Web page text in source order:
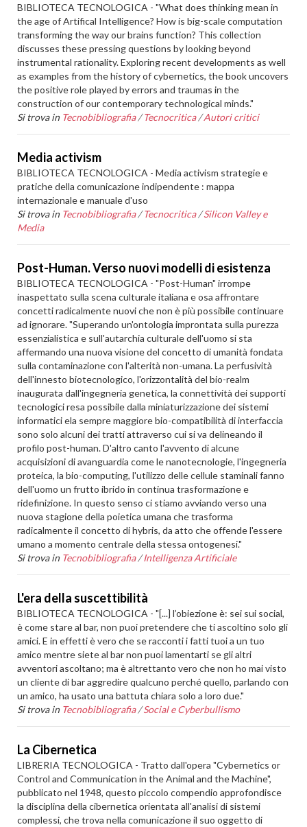
BIBLIOTECA TECNOLOGICA - "What does thinking mean in
the age of Artifical Intelligence? How is big-scale computation
transforming the way our brains function? This collection
discusses these pressing questions by looking beyond
instrumental rationality. Exploring recent developments as well
as examples from the history of cybernetics, the book uncovers
the positive role played by errors and traumas in the
construction of our contemporary technological minds."
Si trova in Tecnobibliografia /Tecnocritica /Autori critici
Media activism
BIBLIOTECA TECNOLOGICA - Media activism strategie e
pratiche della comunicazione indipendente : mappa
internazionale e manuale d'uso
Si trova in Tecnobibliografia /Tecnocritica /Silicon Valley e
Media
Post-Human. Verso nuovi modelli di esistenza
BIBLIOTECA TECNOLOGICA - "Post-Human" irrompe
inaspettato sulla scena culturale italiana e osa affrontare
concetti radicalmente nuovi che non è più possibile continuare
ad ignorare. "Superando un'ontologia improntata sulla purezza
essenzialistica e sull'autarchia culturale dell'uomo si sta
affermando una nuova visione del concetto di umanità fondata
sulla contaminazione con l'alterità non-umana. La perfusività
dell'innesto biotecnologico, l'orizzontalità del bio-realm
inaugurata dall'ingegneria genetica, la connettività dei supporti
tecnologici resa possibile dalla miniaturizzazione dei sistemi
informatici ela sempre maggiore bio-compatibilità di interfaccia
sono solo alcuni dei tratti attraverso cui si va delineando il
profilo post-human. D'altro canto l'avvento di alcune
acquisizioni di avanguardia come le nanotecnologie, l'ingegneria
proteica, la bio-computing, l'utilizzo delle cellule staminali fanno
dell'uomo un frutto ibrido in continua trasformazione e
ridefinizione. In questo senso ci stiamo avviando verso una
nuova stagione della poietica umana che trasforma
radicalmente il concetto di hybris, da atto che offende l'essere
umano a momento centrale della stessa ontogenesi."
Si trova in Tecnobibliografia /Intelligenza Artificiale
L'era della suscettibilità
BIBLIOTECA TECNOLOGICA - "[...] l’obiezione è: sei sui social,
è come stare al bar, non puoi pretendere che ti ascoltino solo gli
amici. E in effetti è vero che se racconti i fatti tuoi a un tuo
amico mentre siete al bar non puoi lamentarti se gli altri
avventori ascoltano; ma è altrettanto vero che non ho mai visto
un cliente di bar aggredire qualcuno perché quello, parlando con
un amico, ha usato una battuta chiara solo a loro due."
Si trova in Tecnobibliografia /Social e Cyberbullismo
La Cibernetica
LIBRERIA TECNOLOGICA - Tratto dall'opera "Cybernetics or
Control and Communication in the Animal and the Machine",
pubblicato nel 1948, questo piccolo compendio approfondisce
la disciplina della cibernetica orientata all'analisi di sistemi
complessi, che trova nella comunicazione il suo oggetto di